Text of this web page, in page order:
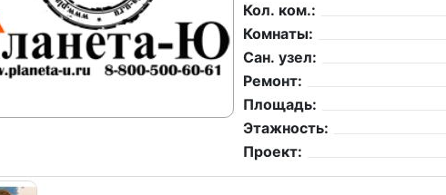
Кол. ком.:
Комнаты:
Сан. узел:
Ремонт:
Площадь:
Этажность:
Проект: